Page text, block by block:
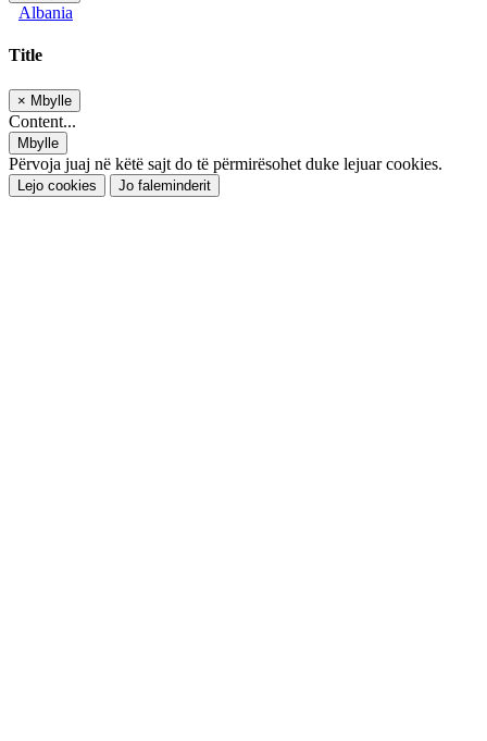
Albania
Title
× Mbylle
Content...
Mbylle
Përvoja juaj në këtë sajt do të përmirësohet duke lejuar cookies.
Lejo cookies Jo faleminderit